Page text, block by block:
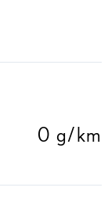
0 g/km